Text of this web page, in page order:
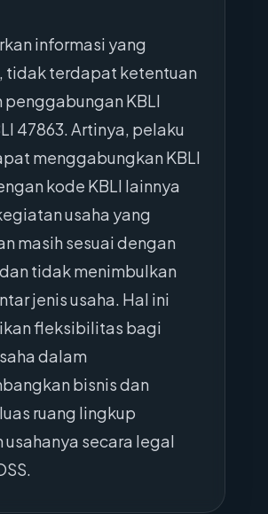
informasi yang
tidak terdapat ketentuan
penggabungan KBLI
47863. Artinya, pelaku
menggabungkan KBLI
kode KBLI lainnya
usaha yang
masih sesuai dengan
tidak menimbulkan
jenis usaha. Hal ini
fleksibilitas bagi
dalam
bisnis dan
ruang lingkup
secara legal